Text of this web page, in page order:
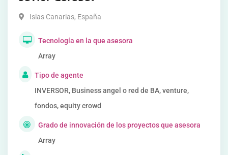
Islas Canarias, España
Tecnología en la que asesora
Array
Tipo de agente
INVERSOR, Business angel o red de BA, venture,
fondos, equity crowd
Grado de innovación de los proyectos que asesora
Array